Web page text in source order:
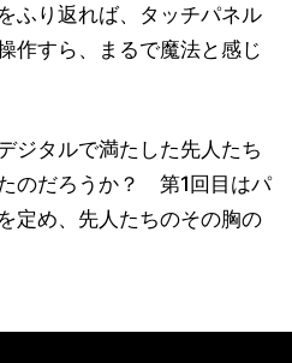
ふり返れば、タッチパネル
作すら、まるで魔法と感じ
ジタルで満たした先人たち
のだろうか？ 第1回目はパ
定め、先人たちのその胸の